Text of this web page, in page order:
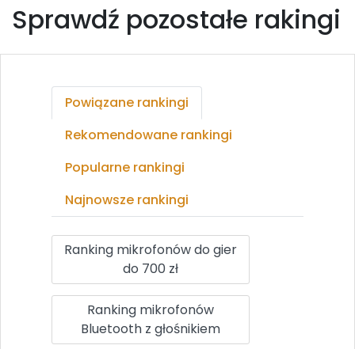
Sprawdź pozostałe rakingi
Powiązane rankingi
Rekomendowane rankingi
Popularne rankingi
Najnowsze rankingi
Ranking mikrofonów do gier
do 700 zł
Ranking mikrofonów
Bluetooth z głośnikiem